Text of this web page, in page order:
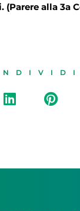
alla 3a